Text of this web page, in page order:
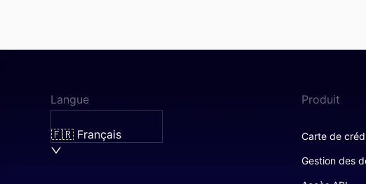
Langue
🇫🇷 Français
Produit
Carte de
Gestion des